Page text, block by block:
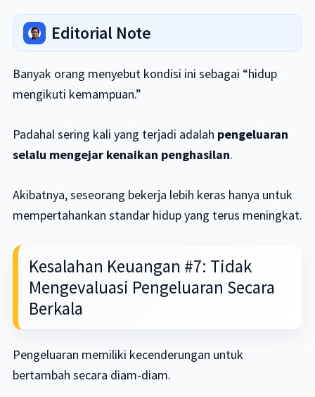
Editorial Note
Banyak orang menyebut kondisi ini sebagai “hidup
mengikuti kemampuan.”
Padahal sering kali yang terjadi adalah pengeluaran
selalu mengejar kenaikan penghasilan.
Akibatnya, seseorang bekerja lebih keras hanya untuk
mempertahankan standar hidup yang terus meningkat.
Kesalahan Keuangan #7: Tidak
Mengevaluasi Pengeluaran Secara
Berkala
Pengeluaran memiliki kecenderungan untuk
bertambah secara diam-diam.